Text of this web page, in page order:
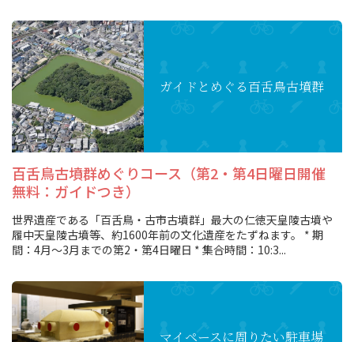
ガイドとめぐる百舌鳥古墳群
百舌鳥古墳群めぐりコース（第2・第4日曜日開催
無料：ガイドつき）
世界遺産である「百舌鳥・古市古墳群」最大の仁徳天皇陵古墳や
履中天皇陵古墳等、約1600年前の文化遺産をたずねます。 * 期
間：4月～3月までの第2・第4日曜日 * 集合時間：10:3...
マイペースに周りたい駐車場